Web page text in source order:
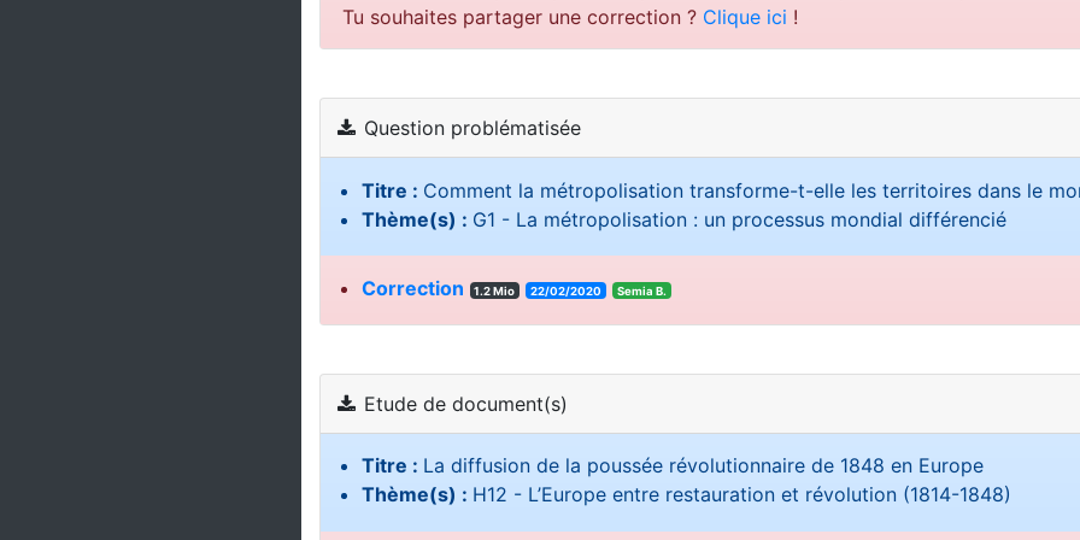
Tu souhaites partager une correction ? Clique ici !
Question problématisée
Titre : Comment la métropolisation transforme-t-elle les territoires dans le
Thème(s) : G1 - La métropolisation : un processus mondial différencié
Correction 1.2 Mio 22/02/2020 Semia B.
Etude de document(s)
Titre : La diffusion de la poussée révolutionnaire de 1848 en Europe
Thème(s) : H12 - L’Europe entre restauration et révolution (1814-1848)